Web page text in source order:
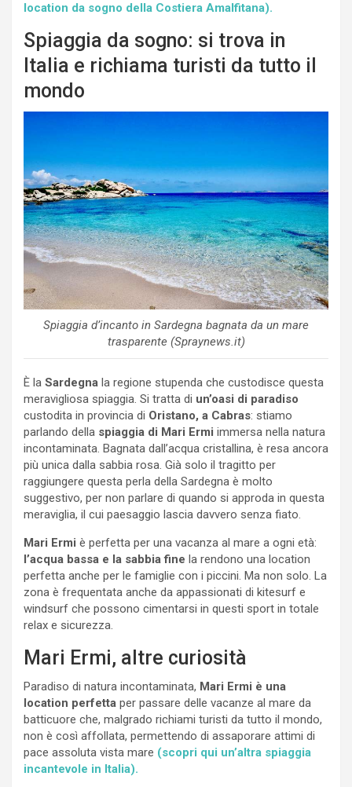
location da sogno della Costiera Amalfitana).
Spiaggia da sogno: si trova in
Italia e richiama turisti da tutto il
mondo
Spiaggia d’incanto in Sardegna bagnata da un mare
trasparente (Spraynews.it)
È la Sardegna la regione stupenda che custodisce questa
meravigliosa spiaggia. Si tratta di un’oasi di paradiso
custodita in provincia di Oristano, a Cabras: stiamo
parlando della spiaggia di Mari Ermi immersa nella natura
incontaminata. Bagnata dall’acqua cristallina, è resa ancora
più unica dalla sabbia rosa. Già solo il tragitto per
raggiungere questa perla della Sardegna è molto
suggestivo, per non parlare di quando si approda in questa
meraviglia, il cui paesaggio lascia davvero senza fiato.
Mari Ermi è perfetta per una vacanza al mare a ogni età:
l’acqua bassa e la sabbia fine la rendono una location
perfetta anche per le famiglie con i piccini. Ma non solo. La
zona è frequentata anche da appassionati di kitesurf e
windsurf che possono cimentarsi in questi sport in totale
relax e sicurezza.
Mari Ermi, altre curiosità
Paradiso di natura incontaminata, Mari Ermi è una
location perfetta per passare delle vacanze al mare da
batticuore che, malgrado richiami turisti da tutto il mondo,
non è così affollata, permettendo di assaporare attimi di
pace assoluta vista mare (scopri qui un’altra spiaggia
incantevole in Italia).